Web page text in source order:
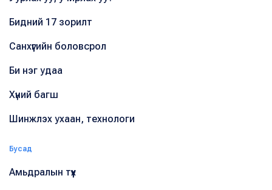
Бидний 17 зорилт
Санхүүгийн боловсрол
Би нэг удаа
Хүний багш
Шинжлэх ухаан, технологи
Бусад
Амьдралын түүх